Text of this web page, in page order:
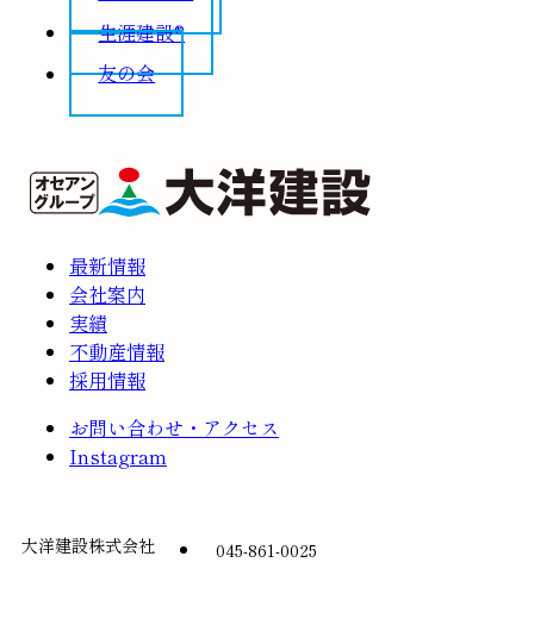
生涯建設®
友の会
最新情報
会社案内
実績
不動産情報
採用情報
お問い合わせ・アクセス
Instagram
大洋建設株式会社 045-861-0025